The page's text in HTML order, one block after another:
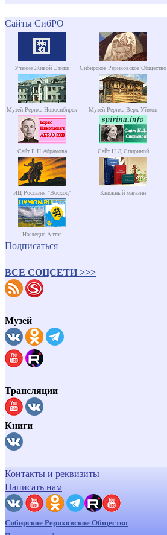
Сайты СибРО
Учение Живой Этики Сибирское Рериховское Общество
Музей Рериха Новосибирск Музей Рериха Верх-Уймон
Сайт Б.Н.Абрамова Сайт Н.Д.Спириной
ИЦ Россазия "Восход" Книжный магазин
Наследие Алтая
Подписаться
ВСЕ СОЦСЕТИ >>>
Музей
Трансляции
Книги
Контакты и реквизиты
Написать нам
Сибирское Рериховское Общество